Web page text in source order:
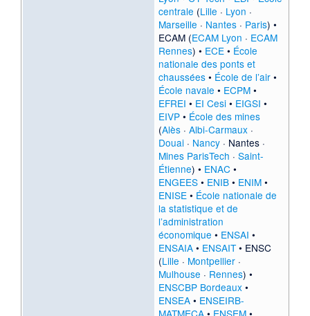
centrale (Lille · Lyon ·
Marseille · Nantes· Paris) •
ECAM (ECAM Lyon · ECAM
Rennes) • ECE• École
nationale des ponts et
chaussées• École de l’air•
École navale • ECPM•
EFREI • EI Cesi• EIGSI •
EIVP• École des mines
(Alès· Albi-Carmaux·
Douai· Nancy· Nantes·
Mines ParisTech · Saint-
Étienne) • ENAC•
ENGEES• ENIB• ENIM•
ENISE• École nationale de
la statistique et de
l’administration
économique • ENSAI •
ENSAIA• ENSAIT• ENSC
(Lille · Montpellier·
Mulhouse · Rennes) •
ENSCBP Bordeaux•
ENSEA• ENSEIRB-